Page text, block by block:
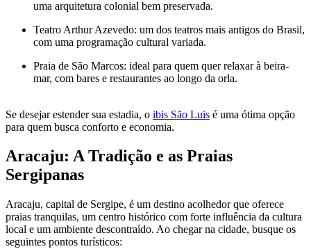
uma arquitetura colonial bem preservada.
Teatro Arthur Azevedo: um dos teatros mais antigos do Brasil,
com uma programação cultural variada.
Praia de São Marcos: ideal para quem quer relaxar à beira-
mar, com bares e restaurantes ao longo da orla.
Se desejar estender sua estadia, o ibis São Luis é uma ótima opção
para quem busca conforto e economia.
Aracaju: A Tradição e as Praias
Sergipanas
Aracaju, capital de Sergipe, é um destino acolhedor que oferece
praias tranquilas, um centro histórico com forte influência da cultura
local e um ambiente descontraído. Ao chegar na cidade, busque os
seguintes pontos turísticos: